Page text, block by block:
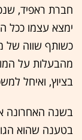
חברת ראפיד,
ימצא עצמו ככל
מהבעלות על
בציוץ, ואיחל
בשנה האחרונה
בטענה שהוא